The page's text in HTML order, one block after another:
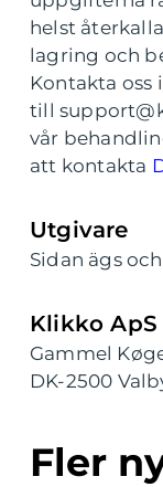
helst
lagring och
Kontakta oss
till
vår
att kontakta
Utgivare
Sidan ägs
Klikko ApS
Gammel
DK-2500
Fler